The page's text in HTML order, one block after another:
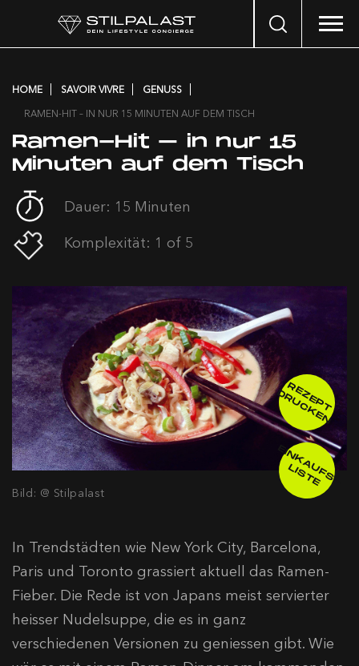
Search
HOME SAVOIR VIVRE
GENUSS
RAMEN-HIT – IN NUR 15 MINUTEN AUF DEM TISCH
Ramen-Hit – in nur 15
Minuten auf dem Tisch
Dauer: 15 Minuten
Komplexität: 1 of 5
Bild: @ Stilpalast
R
E
Z
E
P
T
D
R
U
C
K
E
N
E
IN
K
A
U
F
S
-
L
IS
T
E
In Trendstädten wie New York City, Barcelona,
Paris und Toronto grassiert aktuell das Ramen-
Fieber. Die Rede ist von Japans meist servierter
heisser Nudelsuppe, die es in ganz
verschiedenen Versionen zu geniessen gibt. Wie